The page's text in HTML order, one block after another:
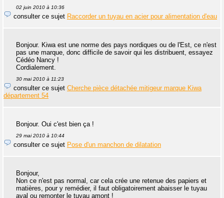
02 juin 2010 à 10:36
consulter ce sujet Raccorder un tuyau en acier pour alimentation d'eau
Bonjour. Kiwa est une norme des pays nordiques ou de l'Est, ce n'est
pas une marque, donc difficile de savoir qui les distribuent, essayez
Cédéo Nancy !
Cordialement.
30 mai 2010 à 11:23
consulter ce sujet Cherche pièce détachée mitigeur marque Kiwa
département 54
Bonjour. Oui c'est bien ça !
29 mai 2010 à 10:44
consulter ce sujet Pose d'un manchon de dilatation
Bonjour,
Non ce n'est pas normal, car cela crée une retenue des papiers et
matières, pour y remédier, il faut obligatoirement abaisser le tuyau
aval ou remonter le tuyau amont !